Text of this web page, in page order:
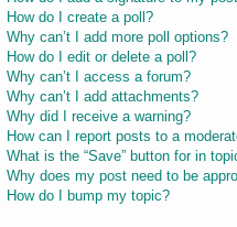
How do I create a poll?
Why can’t I add more poll options?
How do I edit or delete a poll?
Why can’t I access a forum?
Why can’t I add attachments?
Why did I receive a warning?
How can I report posts to a
What is the “Save” button for in
Why does my post need to be
How do I bump my topic?